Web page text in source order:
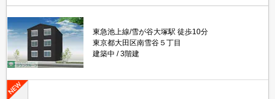
東急池上線/雪が谷大塚駅 徒歩10分
東京都大田区南雪谷５丁目
建築中
3階建